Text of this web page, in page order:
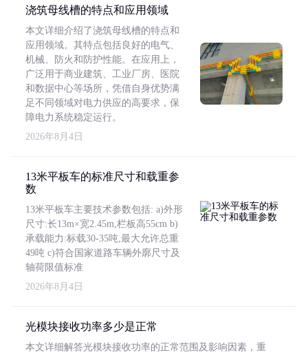
浇筑母线槽的特点和应用领域
本文详细介绍了浇筑母线槽的特点和
应用领域。其特点包括良好的电气、
机械、防火和防护性能。在应用上，
广泛用于商业建筑、工业厂房、医院
和数据中心等场所，凭借自身优势满
足不同领域对电力供应的高要求，保
障电力系统稳定运行。
2026年8月4日
13米平板车的标准尺寸和载重参
数
13米平板车主要技术参数包括: a)外形
尺寸:长13m×宽2.45m,栏板高55cm b)
承载能力:标载30-35吨,最大允许总重
49吨 c)符合国家道路车辆外廓尺寸及
轴荷限值标准
2026年8月4日
光模块接收功率多少是正常
本文详细解答光模块接收功率的正常范围及影响因素，重